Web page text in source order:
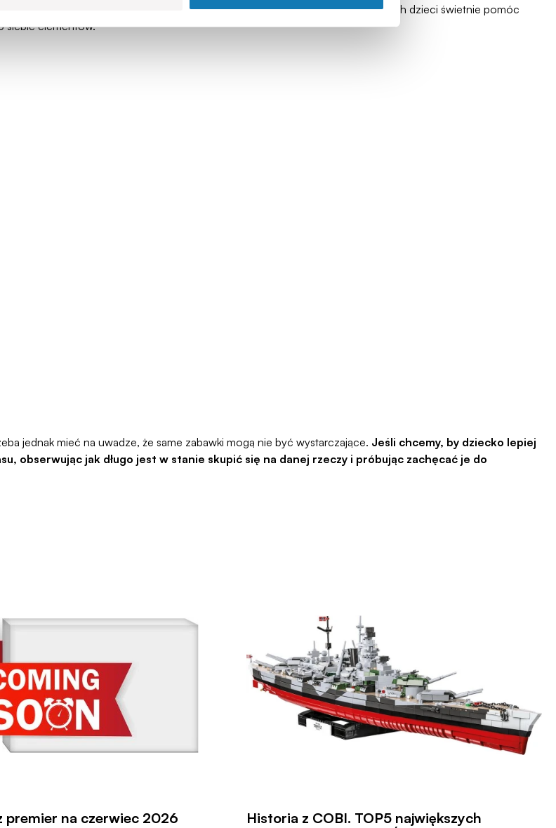
zajęciem, które powtarza się bezmyślnie. W ćwiczeniu koncentracji u młodszych dzieci świetnie pomóc
siebie elementów.
jednak mieć na uwadze, że same zabawki mogą nie być wystarczające. Jeśli chcemy, by dziecko lepiej
obserwując jak długo jest w stanie skupić się na danej rzeczy i próbując zachęcać je do
premier na czerwiec 2026
Historia z COBI. TOP5 największych